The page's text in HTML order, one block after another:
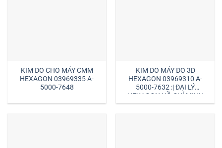
KIM ĐO CHO MÁY CMM
HEXAGON 03969335 A-
5000-7648
KIM ĐO MÁY ĐO 3D
HEXAGON 03969310 A-
5000-7632 :| ĐẠI LÝ
HEXAGON HỒ CHÍ MINH